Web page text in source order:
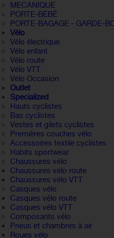
MECANIQUE
PORTE-BÉBÉ
PORTE-BAGAGE - GARDE-
Vélo
Vélo électrique
Vélo enfant
Vélo route
Vélo VTT
Vélo Occasion
Outlet
Specialized
Hauts cyclistes
Bas cyclistes
Vestes et gilets cyclistes
Premières couches vélo
Accessoires textile cyclistes
Habits sportwear
Chaussures vélo
Chaussures vélo route
Chaussures vélo VTT
Casques vélo
Casques vélo route
Casques vélo VTT
Composants vélo
Pneus et chambres à air
Roues vélo